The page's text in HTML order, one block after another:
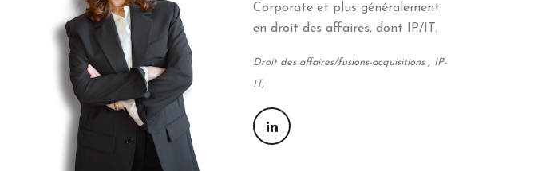
Corporate et plus généralement
en droit des affaires, dont IP/IT.
Droit des affaires/fusions-acquisitions , IP-
IT,